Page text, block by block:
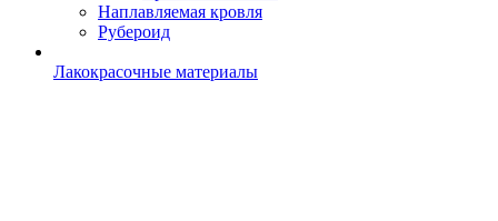
Наплавляемая кровля
Рубероид
Лакокрасочные материалы